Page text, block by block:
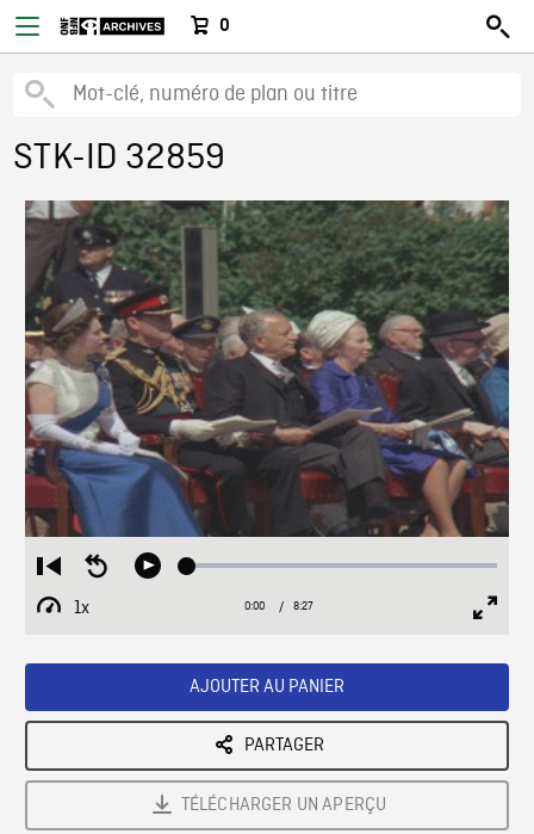
0
STK-ID 32859
Restart
from
beginning
Seek
Play Loaded:
1x
Playback
Current
0:00 / Duration
8:27
AJOUTER AU PANIER
PARTAGER
TÉLÉCHARGER UN APERÇU